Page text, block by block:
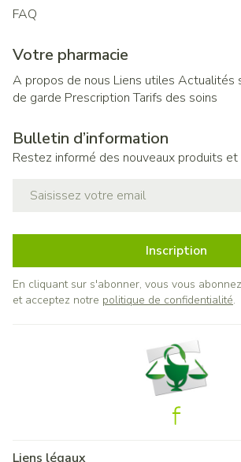
FAQ
Votre pharmacie
A propos de nous Liens utiles Actualités
de garde Prescription Tarifs des soins
Bulletin d’information
Restez informé des nouveaux produits
Inscription
En cliquant sur s'abonner, vous vous
et acceptez notre politique de confidentialité.
Liens légaux